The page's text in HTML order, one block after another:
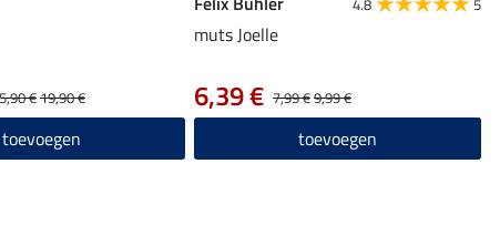
€19,90 €
toevoegen
4.8 5
muts Joelle
7,99 €9,99 €
6,39 €
toevoegen